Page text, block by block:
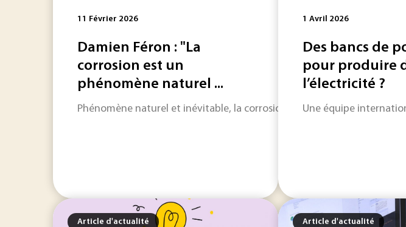
11 Février 2026
Damien Féron : "La
corrosion est un
phénomène naturel ...
Phénomène naturel et inévitable, la corrosion touche l’ensemble des
1 Avril 2026
Des bancs de
pour produire
l’électricité ?
Une équipe
Article d'actualité Article d'actualité